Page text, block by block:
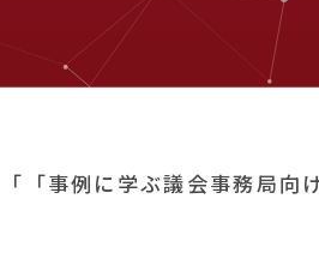
「事例に学ぶ議会事務局向